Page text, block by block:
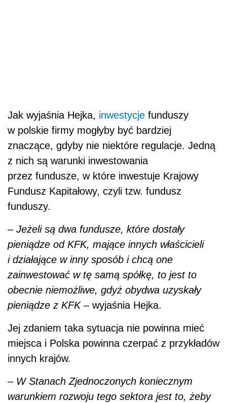
Jak wyjaśnia Hejka, inwestycje funduszy
w polskie firmy mogłyby być bardziej
znaczące, gdyby nie niektóre regulacje. Jedną
z nich są warunki inwestowania
przez fundusze, w które inwestuje Krajowy
Fundusz Kapitałowy, czyli tzw. fundusz
funduszy.
– Jeżeli są dwa fundusze, które dostały
pieniądze od KFK, mające innych właścicieli
i działające w inny sposób i chcą one
zainwestować w tę samą spółkę, to jest to
obecnie niemożliwe, gdyż obydwa uzyskały
pieniądze z KFK – wyjaśnia Hejka.
Jej zdaniem taka sytuacja nie powinna mieć
miejsca i Polska powinna czerpać z przykładów
innych krajów.
– W Stanach Zjednoczonych koniecznym
warunkiem rozwoju tego sektora jest to, żeby